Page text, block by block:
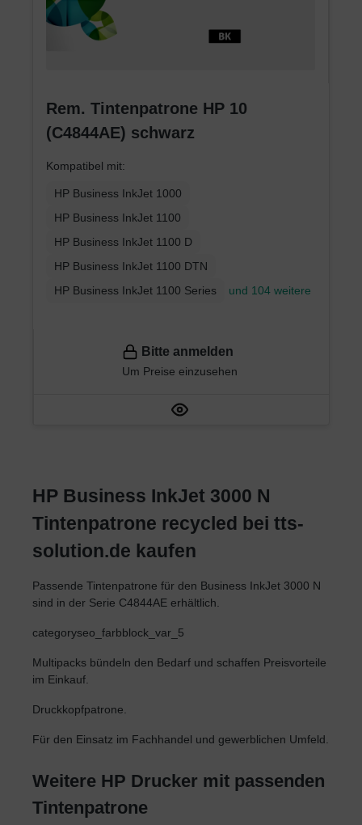
Rem. Tintenpatrone HP 10
(C4844AE) schwarz
Kompatibel mit:
HP Business InkJet 1000
HP Business InkJet 1100
HP Business InkJet 1100 D
HP Business InkJet 1100 DTN
HP Business InkJet 1100 Series
und 104 weitere
Bitte anmelden
Um Preise einzusehen
HP Business InkJet 3000 N
Tintenpatrone recycled bei tts-
solution.de kaufen
Passende Tintenpatrone für den Business InkJet 3000 N
sind in der Serie C4844AE erhältlich.
categoryseo_farbblock_var_5
Multipacks bündeln den Bedarf und schaffen Preisvorteile
im Einkauf.
Druckkopfpatrone.
Für den Einsatz im Fachhandel und gewerblichen Umfeld.
Weitere HP Drucker mit passenden
Tintenpatrone